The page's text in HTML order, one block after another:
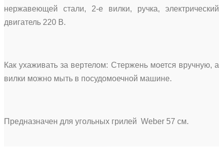
нержавеющей стали, 2-е вилки, ручка, электрический
двигатель 220 В.
Как ухаживать за вертелом: Стержень моется вручную, а
вилки можно мыть в посудомоечной машине.
Предназначен для угольных грилей Weber 57 см.